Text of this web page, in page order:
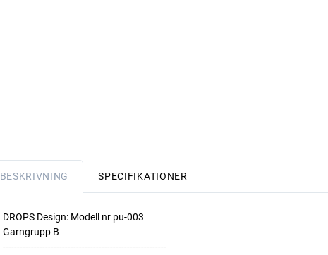
BESKRIVNING SPECIFIKATIONER
DROPS Design: Modell nr pu-003
Garngrupp B
----------------------------------------------------------